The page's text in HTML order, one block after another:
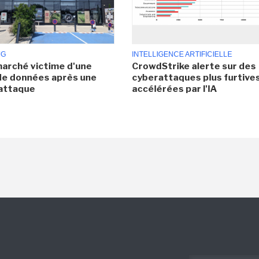
victime d'une
données après une
INTELLIGENCE ARTIFICIELLE
CrowdStrike alerte sur des
cyberattaques plus
accélérées par l'IA